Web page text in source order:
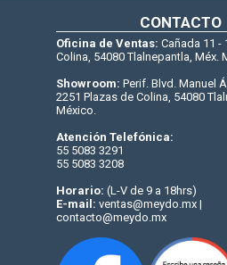
CONTACTO
Oficina de Ventas: Cañada 11 -
Colina, 54080 Tlalnepantla, Méx.
Showroom: Perif. Blvd. Manuel
2251 Plazas de Colina, 54080
México.
Atención Telefónica:
55 5083 3291
55 5083 3208
Horario: (L-V de 9 a 18hrs)
E-mail: ventas@meydo.mx |
contacto@meydo.mx